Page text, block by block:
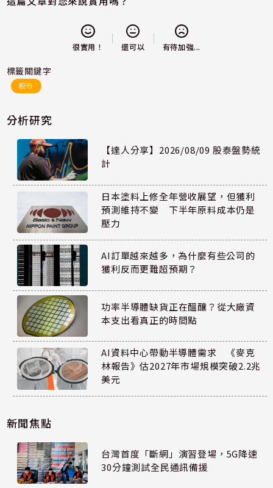
很實用！ 還可以 有待加強...
標籤關鍵字
股市
分析研究
【達人分享】2026/08/09 股泰盤勢統
計
日本塗料上修全年營收展望，但獲利
預測維持不變 下半年原料成本仍是
壓力
AI訂單越來越多，為什麼有些公司的
獲利反而更難超預期？
功率半導體缺貨正在醞釀？從大廠資
本支出看真正的時間點
AI資料中心帶動半導體需求 《麥克
林報告》估2027年市場規模突破2.2兆
美元
新聞焦點
台灣首度「斷網」演習登場，5G降速
30分鐘測試全民通訊備援